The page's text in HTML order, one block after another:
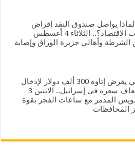
يواصل صندوق النقد إقراض
الحكومة رغم تراجع مؤشرات الاقتصاد؟.. الثلاثاء 4 أغسطس
الشرطة وأهالي جزيرة الوراق وإصابة
“تجارة بالدم والألم”العرجاني يفرض إتاوة 300 ألف دولار لإدخال
أدوية لغزة ويبيع الوقود بأضعاف سعره في إسرائيل.. الاثنين 3
السويس المدمر مع ساعات الفجر بقوة